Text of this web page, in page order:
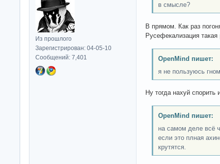
Из прошлого
Зарегистрирован: 04-05-10
Сообщений: 7,401
в смысле?
В прямом. Как раз
Русефекализация
OpenMind пишет:
я не пользуюсь
Ну тогда нахуй спорить
OpenMind пишет:
на самом деле всё
если это плная
крутятся.